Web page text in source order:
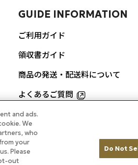
GUIDE INFORMATION
ご利用ガイド
領収書ガイド
商品の発送・配送料について
よくあるご質問
お問い合わせ
and ads.
We
who
your
Please
out
Do Not